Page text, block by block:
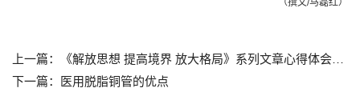
（撰文/马磊红）
上一篇：《解放思想 提高境界 放大格局》系列文章心得体会（二）
下一篇：医用脱脂铜管的优点